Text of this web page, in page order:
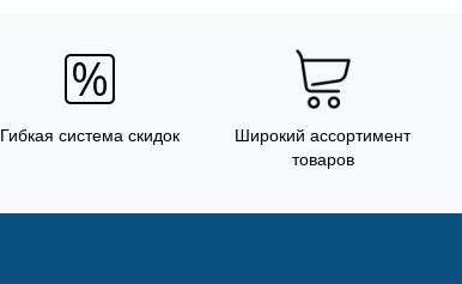
Гибкая система скидок
Широкий ассортимент
товаров